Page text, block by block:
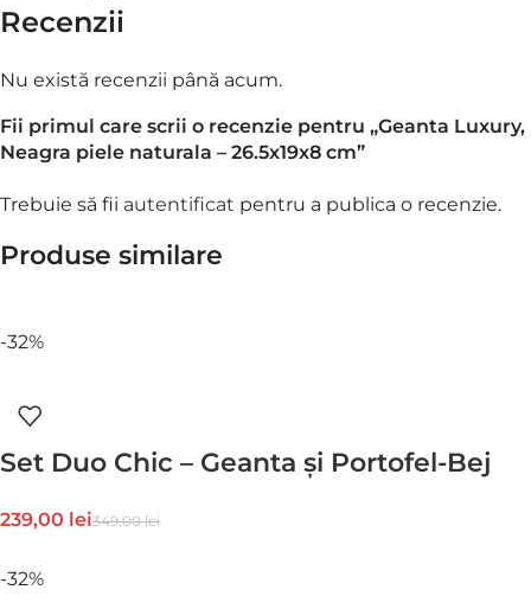
Recenzii
Nu există recenzii până acum.
Fii primul care scrii o recenzie pentru „Geanta Luxury,
Neagra piele naturala – 26.5x19x8 cm”
Trebuie să fii autentificat pentru a publica o recenzie.
Produse similare
-32%
Set Duo Chic – Geanta și Portofel-Bej
349,00lei
239,00 lei
-32%